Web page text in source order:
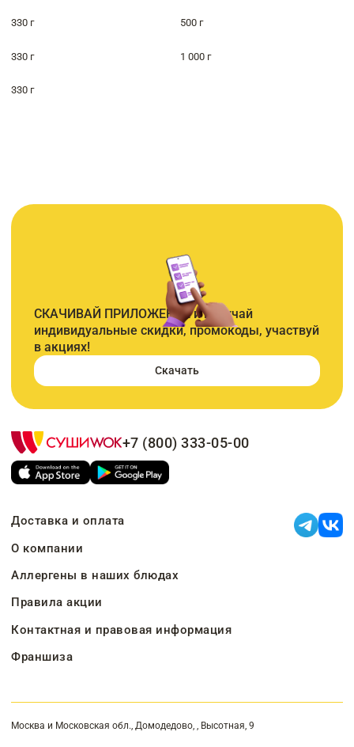
330 г 500 г
330 г 1 000 г
330 г
СКАЧИВАЙ ПРИЛОЖЕНИЕ и получай
индивидуальные скидки, промокоды, участвуй
в акциях!
Скачать
+7 (800) 333-05-00
Доставка и оплата
О компании
Аллергены в наших блюдах
Правила акции
Контактная и правовая информация
Франшиза
Москва и Московская обл., Домодедово, , Высотная, 9